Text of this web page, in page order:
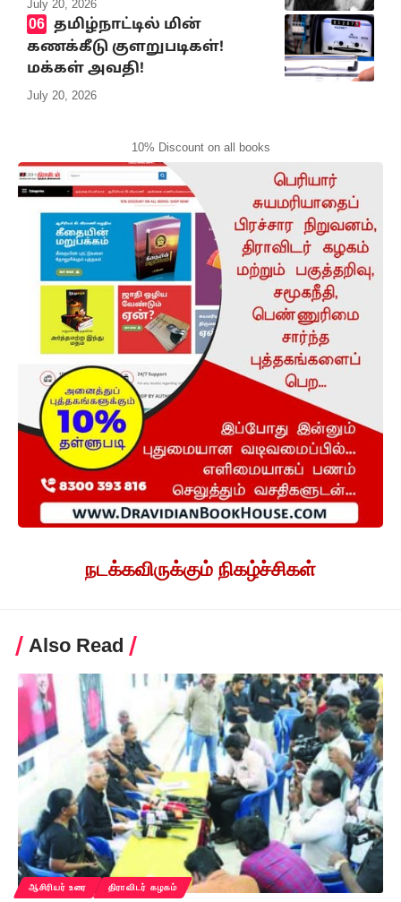
July 20, 2026
தமிழ்நாட்டில் மின்
கணக்கீடு குளறுபடிகள்!
மக்கள் அவதி!
July 20, 2026
10% Discount on all books
நடக்கவிருக்கும் நிகழ்ச்சிகள்
Also Read
ஆசிரியர் உரை திராவிடர் கழகம்